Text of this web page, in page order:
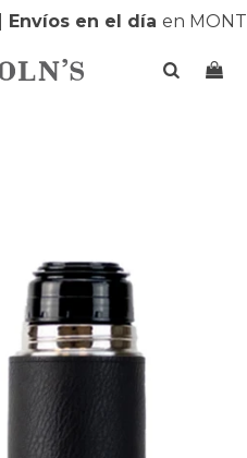
Envíos en el díaen